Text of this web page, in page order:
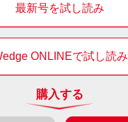
最新号を試し読み
ONLINEで試し読み
購入する